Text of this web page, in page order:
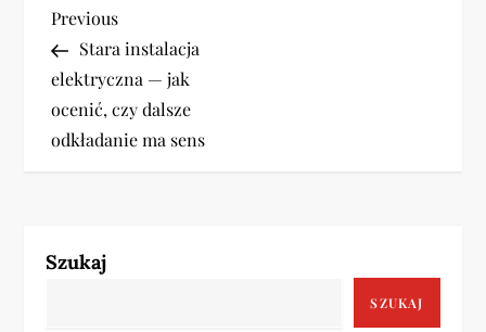
N
a
w
a
Previous
Post
Previous
Stara instalacja
elektryczna — jak
ocenić, czy dalsze
odkładanie ma sens
Szukaj
SZUKAJ